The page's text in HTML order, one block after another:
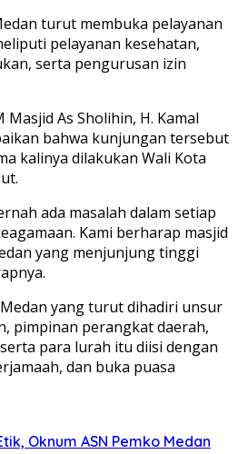
turut membuka pelayanan
pelayanan kesehatan,
serta pengurusan izin
Masjid As Sholihin, H. Kamal
bahwa kunjungan tersebut
kalinya dilakukan Wali Kota
ada masalah dalam setiap
Kami berharap masjid
yang menjunjung tinggi
yang turut dihadiri unsur
pimpinan perangkat daerah,
para lurah itu diisi dengan
dan buka puasa
Oknum ASN Pemko Medan